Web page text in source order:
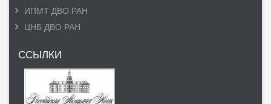
ИПМТ ДВО РАН
ЦНБ ДВО РАН
ССЫЛКИ